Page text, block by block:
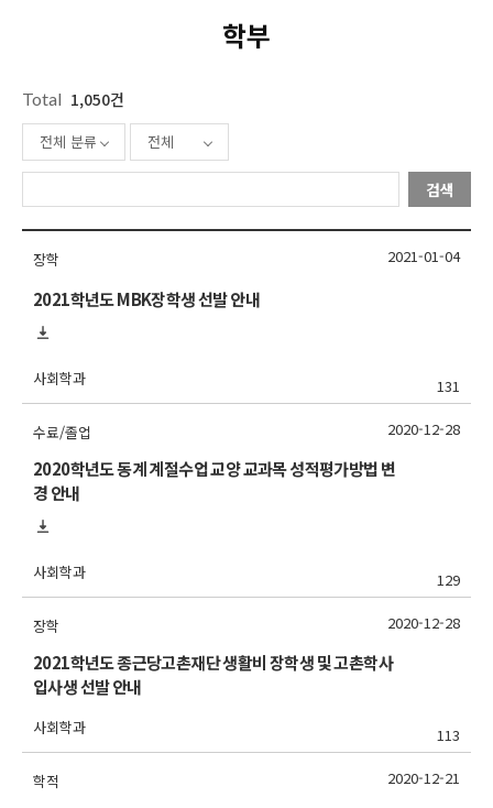
학부
Total 1,050건
전체 분류 전체
검색
장학
2021학년도 MBK장학생 선발 안내
사회학과 131
2021-01-04
수료/졸업
2020학년도 동계 계절수업 교양 교과목 성적평가방법 변
경 안내
사회학과 129
2020-12-28
장학
2021학년도 종근당고촌재단 생활비 장학생 및 고촌학사
입사생 선발 안내
사회학과 113
2020-12-28
학적 2020-12-21